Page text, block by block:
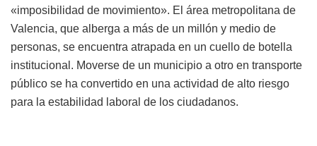
«imposibilidad de movimiento». El área metropolitana de
Valencia, que alberga a más de un millón y medio de
personas, se encuentra atrapada en un cuello de botella
institucional. Moverse de un municipio a otro en transporte
público se ha convertido en una actividad de alto riesgo
para la estabilidad laboral de los ciudadanos.